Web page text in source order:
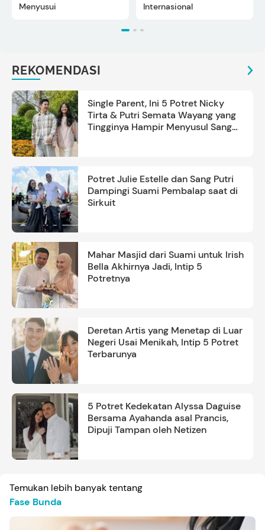
Menyusui
Internasional
REKOMENDASI
Single Parent, Ini 5 Potret Nicky
Tirta & Putri Semata Wayang yang
Tingginya Hampir Menyusul Sang
Potret Julie Estelle dan Sang Putri
Dampingi Suami Pembalap saat di
Sirkuit
Mahar Masjid dari Suami untuk Irish
Bella Akhirnya Jadi, Intip 5
Potretnya
Deretan Artis yang Menetap di Luar
Negeri Usai Menikah, Intip 5 Potret
Terbarunya
5 Potret Kedekatan Alyssa Daguise
Bersama Ayahanda asal Prancis,
Dipuji Tampan oleh Netizen
Temukan lebih banyak tentang
Fase Bunda